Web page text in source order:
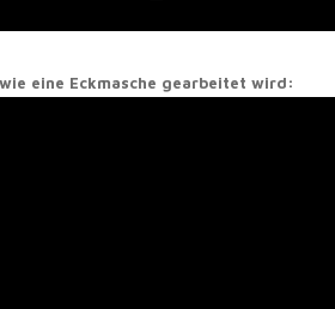
eine Eckmasche gearbeitet wird: